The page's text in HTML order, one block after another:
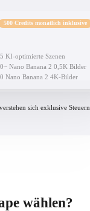
500 Credits monatlich inklusive
KI-optimierte Szenen
Nano Banana 2 0,5K Bilder
Nano Banana 2 4K-Bilder
sich exklusive Steuern.
wählen?